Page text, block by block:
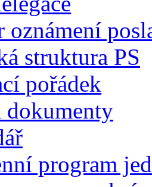
oznámení
struktura PS
pořádek
dokumenty
program